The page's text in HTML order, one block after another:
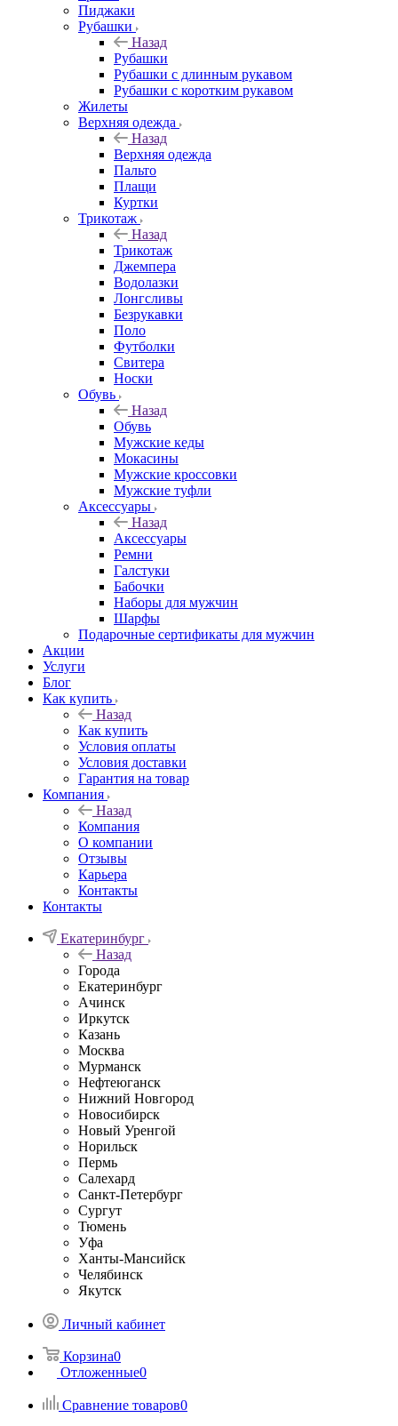
Пиджаки
Рубашки
Назад
Рубашки
Рубашки с длинным рукавом
Рубашки с коротким рукавом
Жилеты
Верхняя одежда
Назад
Верхняя одежда
Пальто
Плащи
Куртки
Трикотаж
Назад
Трикотаж
Джемпера
Водолазки
Лонгсливы
Безрукавки
Поло
Футболки
Свитера
Носки
Обувь
Назад
Обувь
Мужские кеды
Мокасины
Мужские кроссовки
Мужские туфли
Аксессуары
Назад
Аксессуары
Ремни
Галстуки
Бабочки
Наборы для мужчин
Шарфы
Подарочные сертификаты для мужчин
Акции
Услуги
Блог
Как купить
Назад
Как купить
Условия оплаты
Условия доставки
Гарантия на товар
Компания
Назад
Компания
О компании
Отзывы
Карьера
Контакты
Контакты
Екатеринбург
Назад
Города
Екатеринбург
Ачинск
Иркутск
Казань
Москва
Мурманск
Нефтеюганск
Нижний Новгород
Новосибирск
Новый Уренгой
Норильск
Пермь
Салехард
Санкт-Петербург
Сургут
Тюмень
Уфа
Ханты-Мансийск
Челябинск
Якутск
Личный кабинет
Корзина0
Отложенные0
Сравнение товаров0